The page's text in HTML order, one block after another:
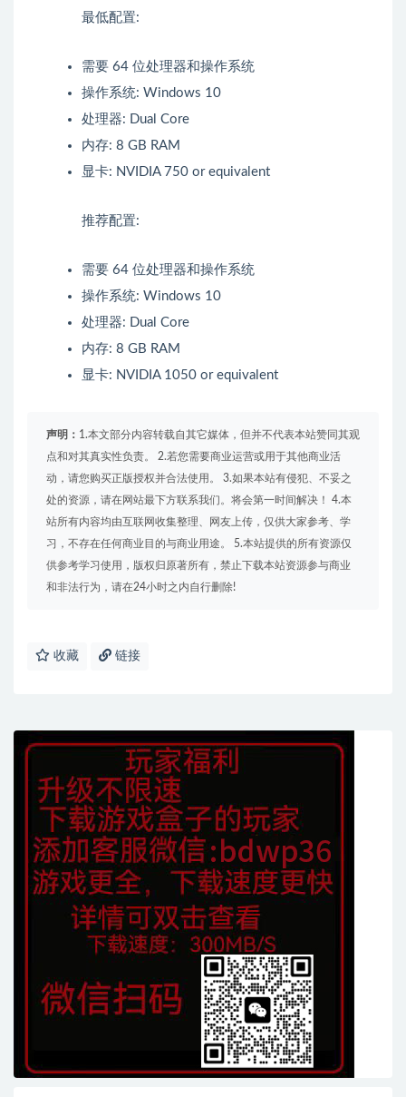
最低配置:
需要 64 位处理器和操作系统
操作系统: Windows 10
处理器: Dual Core
内存: 8 GB RAM
显卡: NVIDIA 750 or equivalent
推荐配置:
需要 64 位处理器和操作系统
操作系统: Windows 10
处理器: Dual Core
内存: 8 GB RAM
显卡: NVIDIA 1050 or equivalent
声明： 1.本文部分内容转载自其它媒体，但并不代表本站赞同其观
点和对其真实性负责。 2.若您需要商业运营或用于其他商业活
动，请您购买正版授权并合法使用。 3.如果本站有侵犯、不妥之
处的资源，请在网站最下方联系我们。将会第一时间解决！ 4.本
站所有内容均由互联网收集整理、网友上传，仅供大家参考、学
习，不存在任何商业目的与商业用途。 5.本站提供的所有资源仅
供参考学习使用，版权归原著所有，禁止下载本站资源参与商业
和非法行为，请在24小时之内自行删除!
收藏 链接